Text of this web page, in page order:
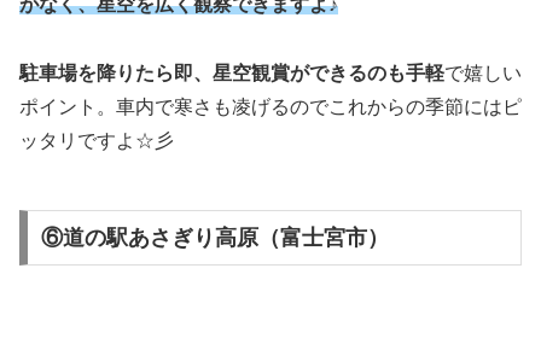
がなく、星空を広く観察できますよ♪
駐車場を降りたら即、星空観賞ができるのも手軽で嬉しい
ポイント。車内で寒さも凌げるのでこれからの季節にはピ
ッタリですよ☆彡
⑥道の駅あさぎり高原（富士宮市）